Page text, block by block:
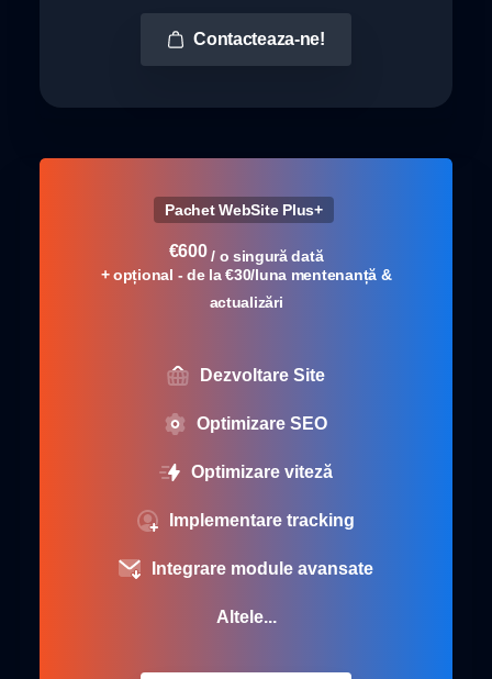
Contacteaza-ne!
Pachet WebSite Plus+
€600/ o singură dată
+ opțional - de la €30/luna mentenanță &
actualizări
Dezvoltare Site
Optimizare SEO
Optimizare viteză
Implementare tracking
Integrare module avansate
Altele...